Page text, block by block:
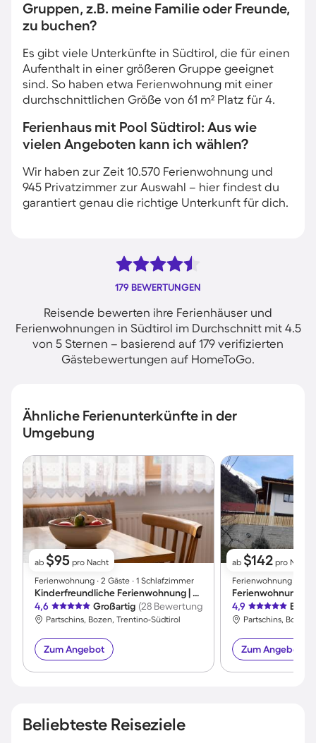
Gruppen, z.B. meine Familie oder Freunde,
zu buchen?
Es gibt viele Unterkünfte in Südtirol, die für einen
Aufenthalt in einer größeren Gruppe geeignet
sind. So haben etwa Ferienwohnung mit einer
durchschnittlichen Größe von 61 m² Platz für 4.
Ferienhaus mit Pool Südtirol: Aus wie
vielen Angeboten kann ich wählen?
Wir haben zur Zeit 10.570 Ferienwohnung und
945 Privatzimmer zur Auswahl – hier findest du
garantiert genau die richtige Unterkunft für dich.
179 BEWERTUNGEN
Reisende bewerten ihre Ferienhäuser und
Ferienwohnungen in Südtirol im Durchschnitt mit 4.5
von 5 Sternen – basierend auf 179 verifizierten
Gästebewertungen auf HomeToGo.
Ähnliche Ferienunterkünfte in der
Umgebung
ab $95 pro Nacht
Ferienwohnung ∙ 2 Gäste ∙ 1 Schlafzimmer
Kinderfreundliche Ferienwohnung | Hunde erlaubt
4,6
Großartig (28 Bewertungen)
Partschins, Bozen, Trentino-Südtirol
Zum Angebot
ab $142 pro Nacht
Ferienwohnung ∙ 5
Ferienwohnung |
4,9
Partschins,
Zum Angebot
Beliebteste Reiseziele